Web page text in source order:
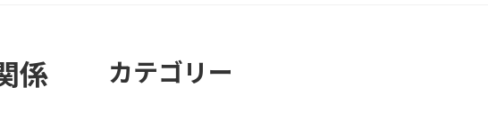
係
カテゴリー